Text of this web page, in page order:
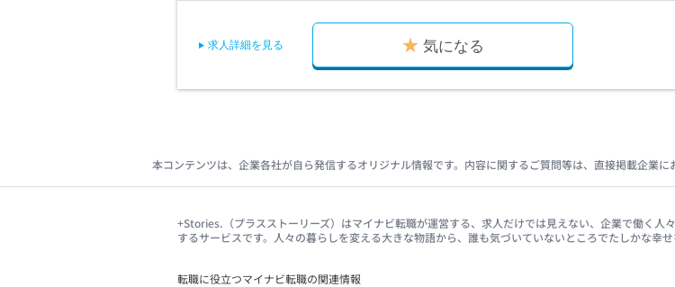
求人詳細を見る 気になる
本コンテンツは、企業各社が自ら発信するオリジナル情報です。内容に関するご質問等は、直接掲載企業
+Stories.（プラスストーリーズ）はマイナビ転職が運営する、求人だけでは見えない、企業で働く
するサービスです。人々の暮らしを変える大きな物語から、誰も気づいていないところでたしかな幸
転職に役立つマイナビ転職の関連情報